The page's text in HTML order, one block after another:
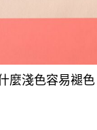
麼淺色容易褪